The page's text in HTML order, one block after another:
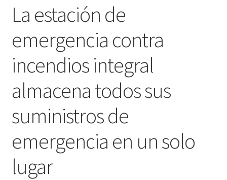
La estación de
emergencia contra
incendios integral
almacena todos sus
suministros de
emergencia en un solo
lugar